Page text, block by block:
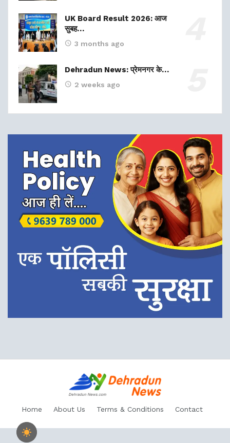
UK Board Result 2026: आज
सुबह…
3 months ago
Dehradun News: प्रेमनगर के…
2 weeks ago
Home About Us Terms & Conditions Contact